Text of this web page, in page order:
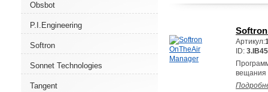
Obsbot
P.I.Engineering
Softron
Sonnet Technologies
Tangent
Артикул:
ID: 3.IB45
вещания